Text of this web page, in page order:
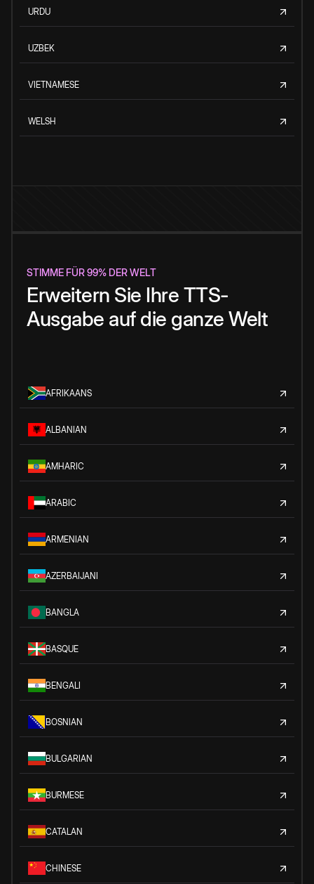
URDU
UZBEK
VIETNAMESE
WELSH
STIMME FÜR 99% DER WELT
Erweitern Sie Ihre TTS-
Ausgabe auf die ganze Welt
AFRIKAANS
ALBANIAN
AMHARIC
ARABIC
ARMENIAN
AZERBAIJANI
BANGLA
BASQUE
BENGALI
BOSNIAN
BULGARIAN
BURMESE
CATALAN
CHINESE